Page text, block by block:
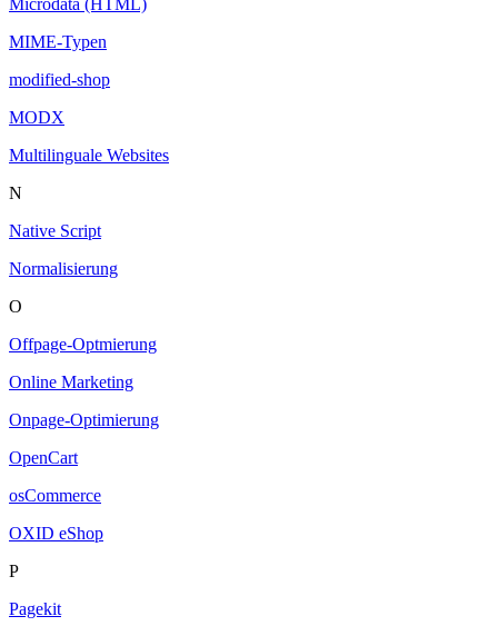
Microdata (HTML)
MIME-Typen
modified-shop
MODX
Multilinguale Websites
N
Native Script
Normalisierung
O
Offpage-Optmierung
Online Marketing
Onpage-Optimierung
OpenCart
osCommerce
OXID eShop
P
Pagekit